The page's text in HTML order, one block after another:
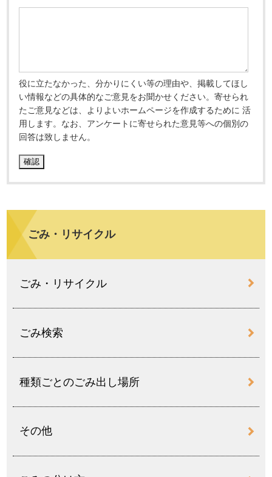
役に立たなかった、分かりにくい等の理由や、掲載してほし
い情報などの具体的なご意見をお聞かせください。寄せられ
たご意見などは、よりよいホームページを作成するために 活
用します。なお、アンケートに寄せられた意見等への個別の
回答は致しません。
ごみ・リサイクル
ごみ・リサイクル
ごみ検索
種類ごとのごみ出し場所
その他